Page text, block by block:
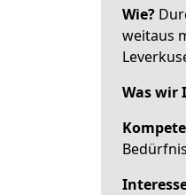
Wie?
weitaus
Was wir